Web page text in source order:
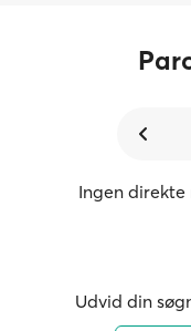
Ingen
Udvid din